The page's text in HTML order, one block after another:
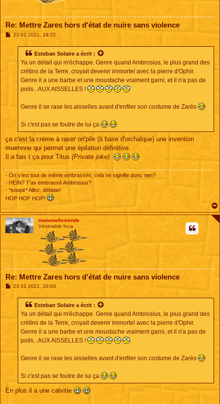
Re: Mettre Zares hors d'état de nuire sans violence
M23 01 2021, 19:22
Esteban Solaire a écrit :
Ya un détail qui m'échappe. Genre quand Ambrosius, le plus grand des
crétins de la Terre, croyait devenir immortel avec la pierre d'Ophir.
Genre il a une barbe et une moustache vraiment garni, et il n'a pas de
poils...AUX AISSELLES !
Genre il se rase les aisselles avant d'enfiler son costume de Zarès
Si c'est pas se foutre de lui ça
ça c'est la crème à raser ori'pile (à base d'orchalque) une invention
muennne qui permet une épilation définitive.
Il a fais t ça pour Titus (Private joke)
- On s'est tout de même embrassés, cela ne signifie donc rien?
- HEIN? T'as embrassé Ambrosius?
- *soupir* Allez, déblaie!
HOP HOP HOP!
manonallemende
Vénérable Inca
Re: Mettre Zares hors d'état de nuire sans violence
M23 01 2021, 20:03
Esteban Solaire a écrit :
Ya un détail qui m'échappe. Genre quand Ambrosius, le plus grand des
crétins de la Terre, croyait devenir immortel avec la pierre d'Ophir.
Genre il a une barbe et une moustache vraiment garni, et il n'a pas de
poils...AUX AISSELLES !
Genre il se rase les aisselles avant d'enfiler son costume de Zarès
Si c'est pas se foutre de lui ça
En plus il a une calvitie